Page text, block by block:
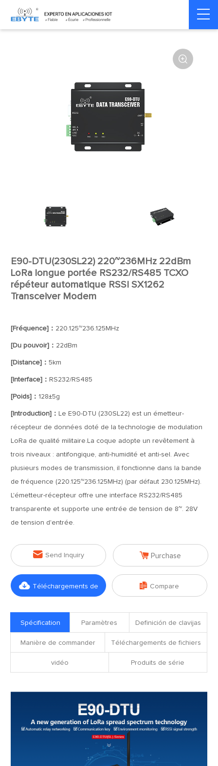
Home > Modem > Wireless modem LoRa wirelss modem

E90-DTU(230SL22) 220~236MHz 22dBm
LoRa longue portée RS232/RS485 TCXO
répéteur automatique RSSI SX1262
Transceiver Modem
[Fréquence]： 220.125~236.125MHz
[Du pouvoir]： 22dBm
[Distance]：5km
[Interface]： RS232/RS485
[Poids]： 128±5g
[Introduction]： Le E90-DTU (230SL22) est un émetteur-
récepteur de données doté de la technologie de modulation
LoRa de qualité militaire.La coque adopte un revêtement à
trois niveaux : antifongique, anti-humidité et anti-sel. Avec
plusieurs modes de transmission, il fonctionne dans la bande
de fréquence (220.125~236.125MHz) (par défaut 230.125MHz).
L'émetteur-récepteur offre une interface RS232/RS485
transparente et supporte une entrée de tension de 8~. 28V
de tension d'entrée.
 Send Inquiry  Purchase
 Téléchargements de  Compare
Spécification Paramètres Definición de clavijas
Manière de commander Téléchargements de fichiers
vidéo Produits de série